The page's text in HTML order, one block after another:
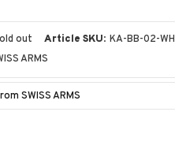
out Article SKU KA-BB-02-WH
ARMS
SWISS ARMS